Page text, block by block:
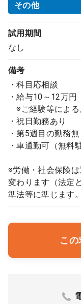
その他
試用期間
なし
備考
・科目応相談
・給与10～12万円
※ご経験等による
・祝日勤務あり
・第5週目の勤務無
・車通勤可（無料
※労働・社会保険
変わります（法定
準法等に準じます。
こ